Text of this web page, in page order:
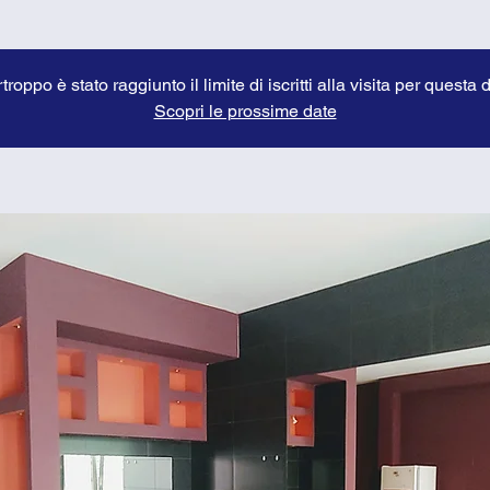
è stato raggiunto il limite di iscritti alla visita per questa
Scopri le prossime date